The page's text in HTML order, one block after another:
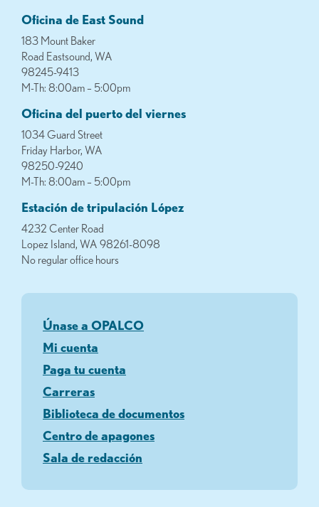
Oficina de East Sound
183 Mount Baker
Road Eastsound, WA
98245-9413
M-Th: 8:00am – 5:00pm
Oficina del puerto del viernes
1034 Guard Street
Friday Harbor, WA
98250-9240
M-Th: 8:00am – 5:00pm
Estación de tripulación López
4232 Center Road
Lopez Island, WA 98261-8098
No regular office hours
Únase a OPALCO
Mi cuenta
Paga tu cuenta
Carreras
Biblioteca de documentos
Centro de apagones
Sala de redacción